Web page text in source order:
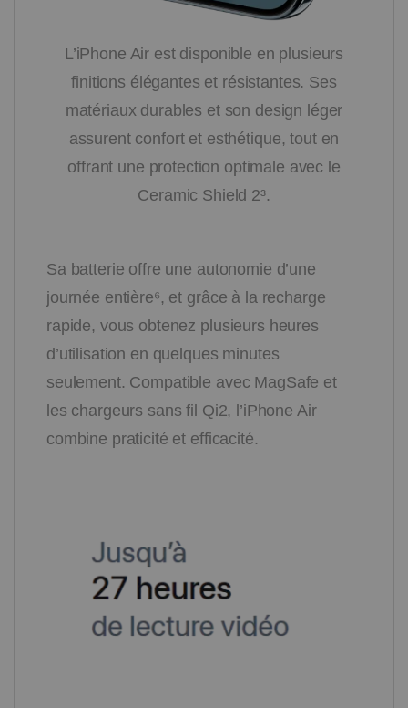
L’iPhone Air est disponible en plusieurs
finitions élégantes et résistantes. Ses
matériaux durables et son design léger
assurent confort et esthétique, tout en
offrant une protection optimale avec le
Ceramic Shield 2³.
Sa batterie offre une autonomie d’une
journée entière⁶, et grâce à la recharge
rapide, vous obtenez plusieurs heures
d’utilisation en quelques minutes
seulement. Compatible avec MagSafe et
les chargeurs sans fil Qi2, l’iPhone Air
combine praticité et efficacité.